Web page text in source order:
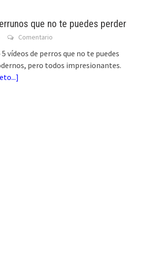
que no te puedes perder
Comentario
vídeos de perros que no te puedes
pero todos impresionantes.
]